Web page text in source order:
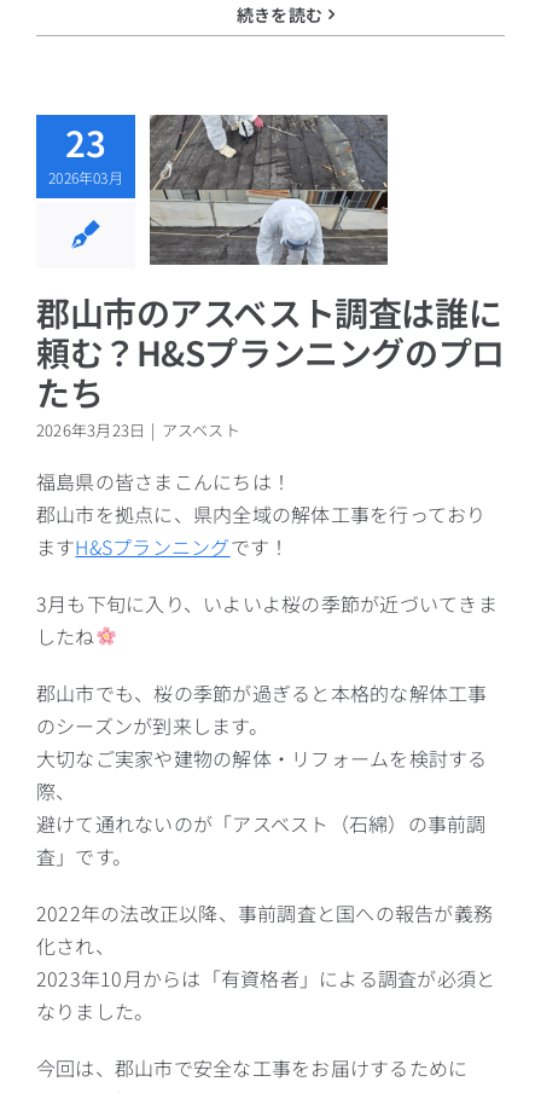
続きを読む
23
2026年03月
アスベス
は誰に頼
プラン
のプロた
郡山市のアスベスト調査は誰に
頼む？H&Sプランニングのプロ
たち
2026年3月23日 | アスベスト
福島県の皆さまこんにちは！
郡山市を拠点に、県内全域の解体工事を行っており
ますH&Sプランニングです！
3月も下旬に入り、いよいよ桜の季節が近づいてきま
したね
郡山市でも、桜の季節が過ぎると本格的な解体工事
のシーズンが到来します。
大切なご実家や建物の解体・リフォームを検討する
際、
避けて通れないのが「アスベスト（石綿）の事前調
査」です。
2022年の法改正以降、事前調査と国への報告が義務
化され、
2023年10月からは「有資格者」による調査が必須と
なりました。
今回は、郡山市で安全な工事をお届けするために